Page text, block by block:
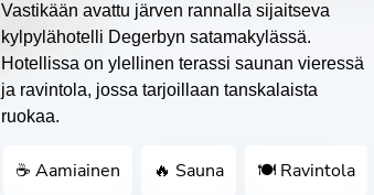
Vastikään avattu järven rannalla sijaitseva
kylpylähotelli Degerbyn satamakylässä.
Hotellissa on ylellinen terassi saunan vieressä
ja ravintola, jossa tarjoillaan tanskalaista
ruokaa.
☕️ Aamiainen 🔥 Sauna 🍽 Ravintola